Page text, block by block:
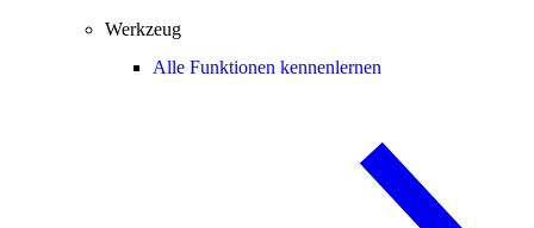
Werkzeug
Alle Funktionen kennenlernen